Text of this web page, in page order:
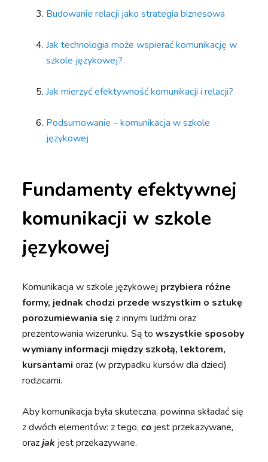
Budowanie relacji jako strategia biznesowa
Jak technologia może wspierać komunikację w
szkole językowej?
Jak mierzyć efektywność komunikacji i relacji?
Podsumowanie – komunikacja w szkole
językowej
Fundamenty efektywnej
komunikacji w szkole
językowej
Komunikacja w szkole językowej przybiera różne
formy, jednak chodzi przede wszystkim o sztukę
porozumiewania się z innymi ludźmi oraz
prezentowania wizerunku. Są towszystkie sposoby
wymiany informacji między szkołą, lektorem,
kursantamioraz (w przypadku kursów dla dzieci)
rodzicami.
Aby komunikacja była skuteczna, powinna składać się
z dwóch elementów: z tego,co jest przekazywane,
orazjak jest przekazywane.